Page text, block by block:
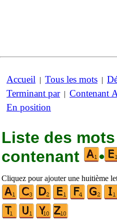
Accueil | Tous les mots |
Terminant par| Contenant
En position
Liste des
contenant
•
Cliquez pour ajouter une huitième